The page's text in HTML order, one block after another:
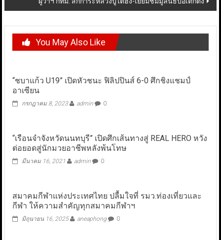
You May Also Like
“ชบาแก้ว U19” เปิดหัวชนะ ฟิลิปปินส์ 6-0 ศึกชิงแชมป์
อาเซียน
กรกฎาคม 8, 2023 admin 0
“เรือนจำจังหวัดนนทบุรี” เปิดศึกเส้นทางสู่ REAL HERO หวัง
ต่อยอดสู่นักมวยอาชีพหลังพ้นโทษ
มีนาคม 16, 2021 admin 0
สมาคมกีฬาแห่งประเทศไทย ปลื้มใจที่ รมว.ท่องเที่ยวและ
กีฬา ให้ความสำคัญทุกสมาคมกีฬาฯ
มิถุนายน 16, 2025 aneaphong 0